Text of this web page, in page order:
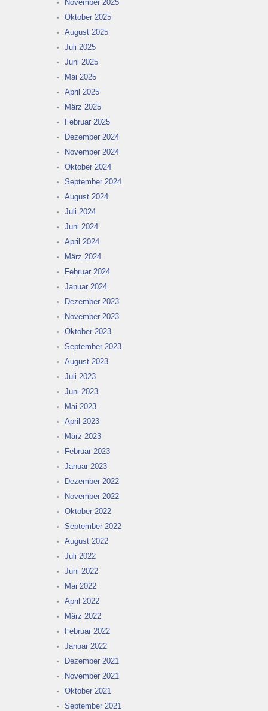
November 2025
Oktober 2025
August 2025
Juli 2025
Juni 2025
Mai 2025
April 2025
März 2025
Februar 2025
Dezember 2024
November 2024
Oktober 2024
September 2024
August 2024
Juli 2024
Juni 2024
April 2024
März 2024
Februar 2024
Januar 2024
Dezember 2023
November 2023
Oktober 2023
September 2023
August 2023
Juli 2023
Juni 2023
Mai 2023
April 2023
März 2023
Februar 2023
Januar 2023
Dezember 2022
November 2022
Oktober 2022
September 2022
August 2022
Juli 2022
Juni 2022
Mai 2022
April 2022
März 2022
Februar 2022
Januar 2022
Dezember 2021
November 2021
Oktober 2021
September 2021